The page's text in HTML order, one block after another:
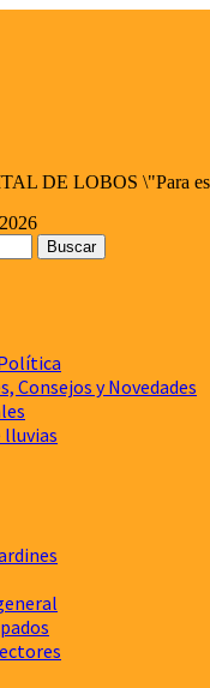
DE LOBOS \"Para
Consejos y Novedades
lluvias